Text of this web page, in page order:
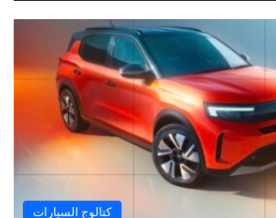
كتالوج السيارات